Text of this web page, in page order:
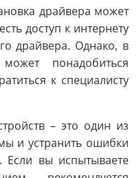
драйвера может
доступ к интернету
драйвера. Однако, в
понадобиться
к специалисту
– это один из
и устранить ошибки
Если вы испытываете